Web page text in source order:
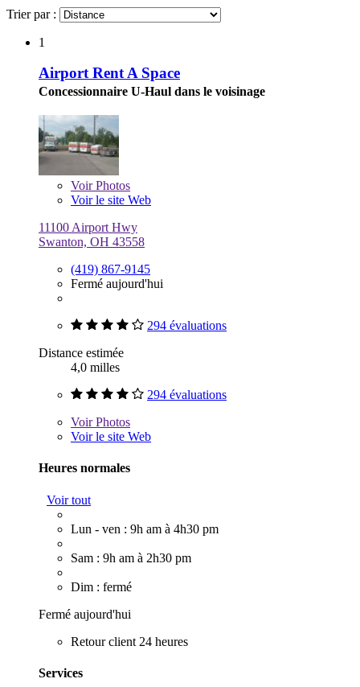
Trier par :
1
Airport Rent A Space
Concessionnaire U-Haul dans le voisinage
VoirPhotos
Voir le site Web
11100 Airport Hwy
Swanton, OH 43558
(419) 867-9145
Fermé aujourd'hui
294 évaluations
Distance estimée
4,0 milles
294 évaluations
VoirPhotos
Voir le site Web
Heures normales
Voir tout
Lun - ven : 9h am à 4h30 pm
Sam : 9h am à 2h30 pm
Dim : fermé
Fermé aujourd'hui
Retour client 24 heures
Services